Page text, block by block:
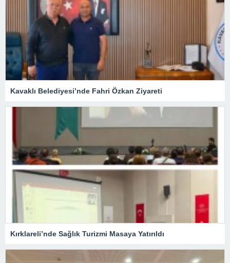
Kavaklı Belediyesi’nde Fahri Özkan Ziyareti
Kırklareli’nde Sağlık Turizmi Masaya Yatırıldı